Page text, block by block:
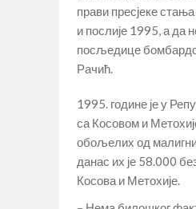
прави пресјеке
и послије 1995, а да
посљедице
Рачић.
1995. године је у
са Косовом и
обољелих од
данас их је 58.000
Косова и Метохије.